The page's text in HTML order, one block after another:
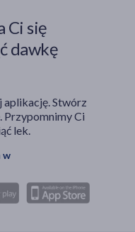
Ci się
dawkę
aplikację. Stwórz
Przypomnimy Ci
lek.
w